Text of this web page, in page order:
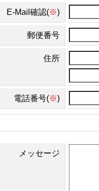
E-Mail確認(※)
郵便番号
住所
電話番号(※)
メッセージ